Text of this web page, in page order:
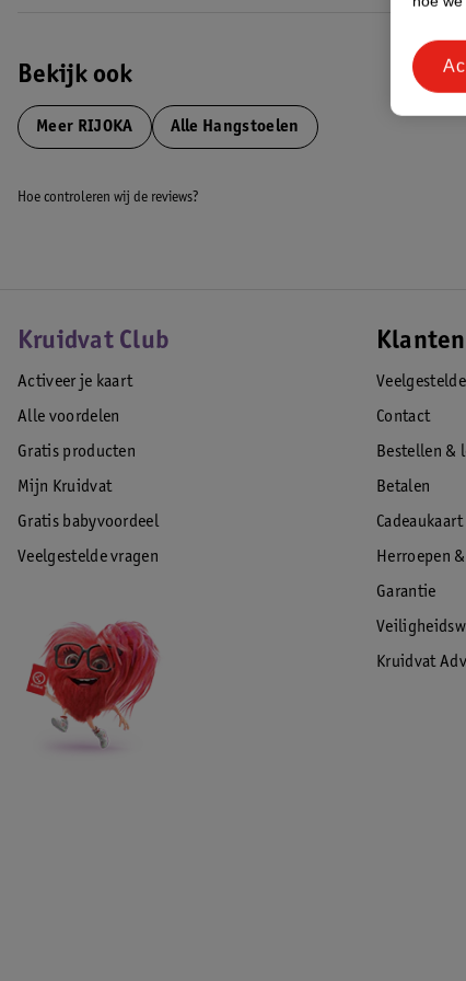
Bekijk ook
Meer RIJOKA Alle Hangstoelen
Hoe controleren wij de reviews?
Kruidvat Club
Activeer je kaart
Alle voordelen
Gratis producten
Mijn Kruidvat
Gratis babyvoordeel
Veelgestelde vragen
Contact
Bestellen &
Betalen
Herroepen
Garantie
Kruidvat